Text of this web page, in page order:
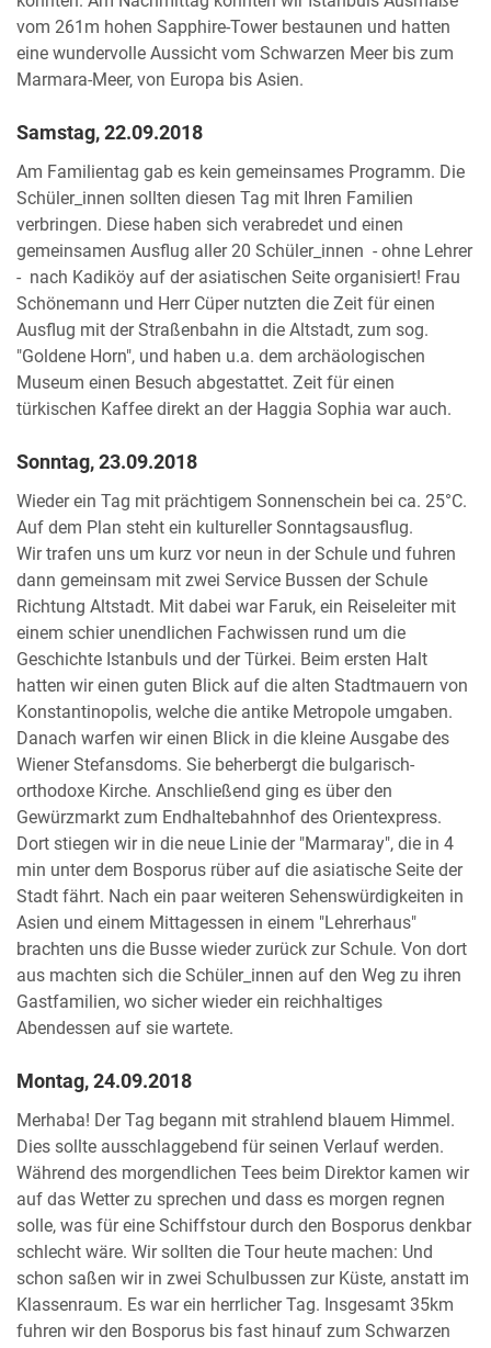
vom 261m hohen Sapphire-Tower bestaunen und hatten
eine wundervolle Aussicht vom Schwarzen Meer bis zum
Marmara-Meer, von Europa bis Asien.
Samstag, 22.09.2018
Am Familientag gab es kein gemeinsames Programm. Die
Schüler_innen sollten diesen Tag mit Ihren Familien
verbringen. Diese haben sich verabredet und einen
gemeinsamen Ausflug aller 20 Schüler_innen - ohne Lehrer
- nach Kadiköy auf der asiatischen Seite organisiert! Frau
Schönemann und Herr Cüper nutzten die Zeit für einen
Ausflug mit der Straßenbahn in die Altstadt, zum sog.
"Goldene Horn", und haben u.a. dem archäologischen
Museum einen Besuch abgestattet. Zeit für einen
türkischen Kaffee direkt an der Haggia Sophia war auch.
Sonntag, 23.09.2018
Wieder ein Tag mit prächtigem Sonnenschein bei ca. 25°C.
Auf dem Plan steht ein kultureller Sonntagsausflug.
Wir trafen uns um kurz vor neun in der Schule und fuhren
dann gemeinsam mit zwei Service Bussen der Schule
Richtung Altstadt. Mit dabei war Faruk, ein Reiseleiter mit
einem schier unendlichen Fachwissen rund um die
Geschichte Istanbuls und der Türkei. Beim ersten Halt
hatten wir einen guten Blick auf die alten Stadtmauern von
Konstantinopolis, welche die antike Metropole umgaben.
Danach warfen wir einen Blick in die kleine Ausgabe des
Wiener Stefansdoms. Sie beherbergt die bulgarisch-
orthodoxe Kirche. Anschließend ging es über den
Gewürzmarkt zum Endhaltebahnhof des Orientexpress.
Dort stiegen wir in die neue Linie der "Marmaray", die in 4
min unter dem Bosporus rüber auf die asiatische Seite der
Stadt fährt. Nach ein paar weiteren Sehenswürdigkeiten in
Asien und einem Mittagessen in einem "Lehrerhaus"
brachten uns die Busse wieder zurück zur Schule. Von dort
aus machten sich die Schüler_innen auf den Weg zu ihren
Gastfamilien, wo sicher wieder ein reichhaltiges
Abendessen auf sie wartete.
Montag, 24.09.2018
Merhaba! Der Tag begann mit strahlend blauem Himmel.
Dies sollte ausschlaggebend für seinen Verlauf werden.
Während des morgendlichen Tees beim Direktor kamen wir
auf das Wetter zu sprechen und dass es morgen regnen
solle, was für eine Schiffstour durch den Bosporus denkbar
schlecht wäre. Wir sollten die Tour heute machen: Und
schon saßen wir in zwei Schulbussen zur Küste, anstatt im
Klassenraum. Es war ein herrlicher Tag. Insgesamt 35km
fuhren wir den Bosporus bis fast hinauf zum Schwarzen